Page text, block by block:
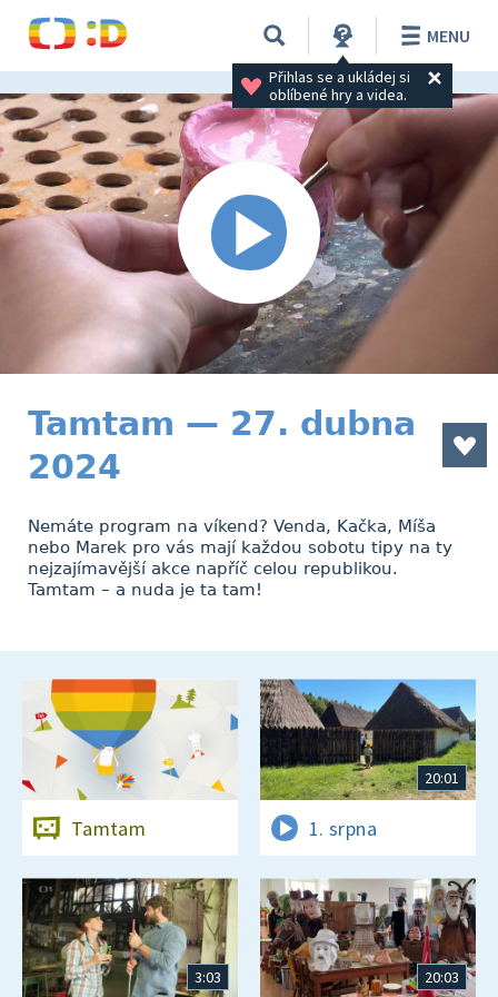
Přihlas se a ukládej si
oblíbené hry a videa.
MENU
Tamtam — 27. dubna
2024
Nemáte program na víkend? Venda, Kačka, Míša
nebo Marek pro vás mají každou sobotu tipy na ty
nejzajímavější akce napříč celou republikou.
Tamtam – a nuda je ta tam!
Tamtam
20:01
1. srpna
3:03 20:03